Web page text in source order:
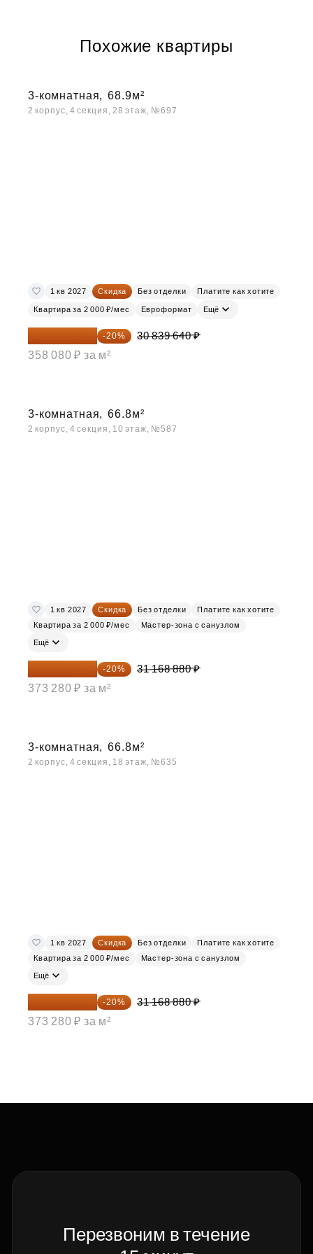
Похожие квартиры
3-комнатная, 68.9м²
2 корпус, 4 секция, 28 этаж, №697
1 кв 2027 Скидка Без отделки Платите как хотите
Квартира за 2 000 ₽/мес Евроформат Ещё
24 671 712 ₽ -20%
30 839 640 ₽
358 080 ₽ за м²
3-комнатная, 66.8м²
2 корпус, 4 секция, 10 этаж, №587
1 кв 2027 Скидка Без отделки
Платите как хотите
Квартира за 2 000 ₽/мес
Мастер-зона с санузлом
Ещё
24 935 104 ₽ -20%
31 168 880 ₽
373 280 ₽ за м²
3-комнатная, 66.8м²
2 корпус, 4 секция, 18 этаж, №635
1 кв 2027 Скидка Без отделки
Платите как хотите
Квартира за 2 000 ₽/мес
Мастер-зона с санузлом
Ещё
24 935 104 ₽ -20%
31 168 880 ₽
373 280 ₽ за м²
Перезвоним в течение